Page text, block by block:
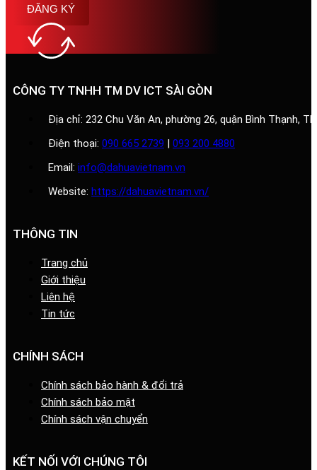
ĐĂNG KÝ
CÔNG TY TNHH TM DV ICT SÀI GÒN
Địa chỉ: 232 Chu Văn An, phường 26, quận Bình Thạnh,
Điện thoại: 090 665 2739 | 093 200 4880
Email: info@dahuavietnam.vn
Website: https://dahuavietnam.vn/
THÔNG TIN
Trang chủ
Giới thiệu
Liên hệ
Tin tức
CHÍNH SÁCH
Chính sách bảo hành & đổi trả
Chính sách bảo mật
Chính sách vận chuyển
KẾT NỐI VỚI CHÚNG TÔI